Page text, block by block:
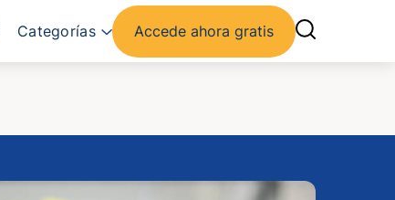
Categorías Accede ahora gratis